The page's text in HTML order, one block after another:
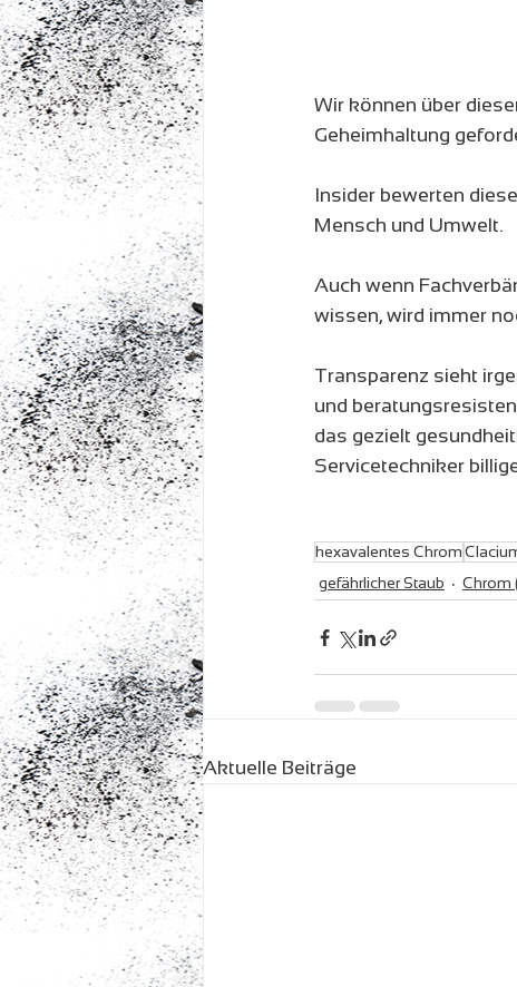
Wir können über
Geheimhaltung
Insider bewerten
Mensch und Umwelt.
Auch wenn
wissen, wird immer
Transparenz sieht
und
das gezielt
Servicetechniker
hexavalentes Chrom
gefährlicher Staub
Chrom
Aktuelle Beiträge